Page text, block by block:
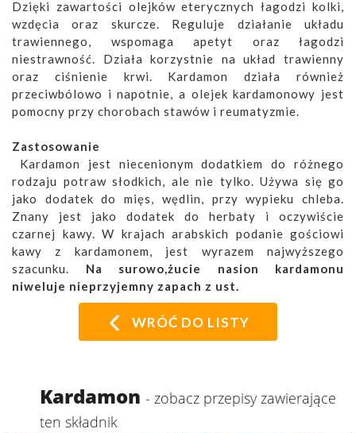
Dzięki zawartości olejków eterycznych łagodzi kolki,
wzdęcia oraz skurcze. Reguluje działanie układu
trawiennego, wspomaga apetyt oraz łagodzi
niestrawność. Działa korzystnie na układ trawienny
oraz ciśnienie krwi. Kardamon działa również
przeciwbólowo i napotnie, a olejek kardamonowy jest
pomocny przy chorobach stawów i reumatyzmie.
Zastosowanie
Kardamon jest niecenionym dodatkiem do różnego
rodzaju potraw słodkich, ale nie tylko. Używa się go
jako dodatek do mięs, wędlin, przy wypieku chleba.
Znany jest jako dodatek do herbaty i oczywiście
czarnej kawy. W krajach arabskich podanie gościowi
kawy z kardamonem, jest wyrazem najwyższego
szacunku. Na surowo,żucie nasion kardamonu
niweluje nieprzyjemny zapach z ust.
WRÓĆ DO LISTY
Kardamon - zobacz przepisy zawierające
ten składnik